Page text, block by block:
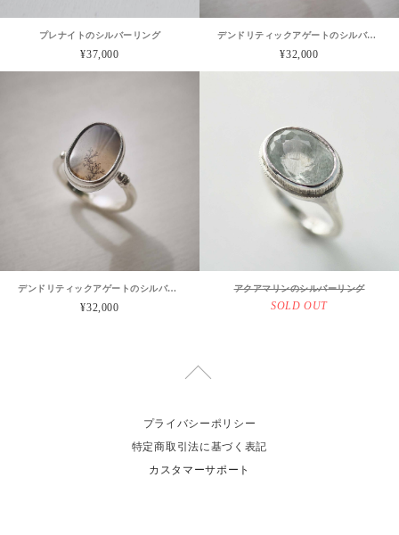
プレナイトのシルバーリング
¥37,000
デンドリティックアゲートのシルバーリング
¥32,000
デンドリティックアゲートのシルバーリング
¥32,000 SOLD OUT
アクアマリンのシルバーリング
プライバシーポリシー
特定商取引法に基づく表記
カスタマーサポート